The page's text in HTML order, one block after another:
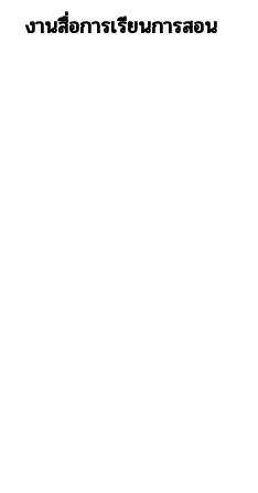
งานสื่อการเรียนการสอน